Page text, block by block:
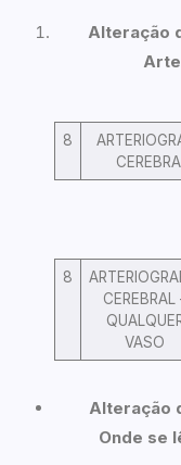
Alteração
8
CEREBRAL
8
CEREBRAL
VASO
Alteração
Onde se